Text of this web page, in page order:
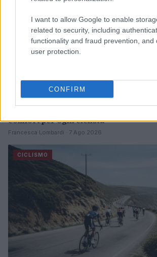
I want to allow Google to enable
related to security, including
functionality and fraud prevention, and
user protection.
CONFIRM
comfort per ogni ciclista
Francesca Lombardi · 7 Ago 2026
CICLISMO